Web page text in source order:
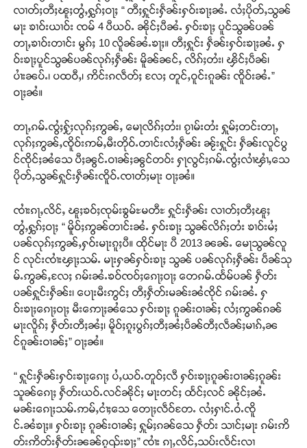
လၢတ်ႈတီႈၽူႈတွႆႇႁွၵ်ႈဝႃႈ “ တီႈႁူင်းႁဵၼ်းႁဝ်းၶႃႈၼႆႉ လႆႈပိုတ်ႇသွၼ်
မႃး ၶၢဝ်းယၢဝ်း ၸမ် 4 ပီယဝ်ႉ ၼိုင်ႈပီၼႆႉ ႁဝ်းၶႃႈ ပူင်သွၼ်ပၼ်
တႃႇၶၢဝ်းတၢင်း မွၵ်ႈ 10 လိူၼ်ၼႆႉၶႃႈ။ တီႈႁူင်း ႁဵၼ်းႁဝ်းၶႃႈၼႆႉ ႁ
ဝ်းၶႃႈပူင်သွၼ်ပၼ်လုၵ်ႈႁဵၼ်း မိူၼ်ၼင်ႇ လိၵ်ႈတႆး၊ ၾိင်ႈပဵၼ်၊
ပၢႆးၼပ်ႉ၊ ပထဝီႇ၊ ဢိင်းၵလဵတ်ႈ လႄႈ တူင်ႇဝူင်းၵူၼ်း ၸိူဝ်းၼႆႉ”
ဝႃႈၼႆ။
တႃႇၵမ်ႉၸွႆႈႁႂ်ႈလုၵ်ႈဢွၼ်ႇ မေႃလိၵ်ႈတႆး၊ ၵႂၢမ်းတႆး ႁူမ်ႈတင်းတႃႇ
လုၵ်ႈဢွၼ်ႇၸိူဝ်းဢမ်ႇမီးတိုဝ်ႉတၢင်းလႆႈႁဵၼ်း ၼႂ်းႁူင်း ႁဵၼ်းလူင်ပွ
င်ၸိုင်ႈၼႆသေ ပီႈၼွင်ႉဝၢၼ်ႈၼွင်တဝ်း ႁႃလွင်ႈၵမ်ႉၸွႆႈလၢႆၾၢႆႇသေ
ပိုတ်ႇသွၼ်ႁူင်းႁဵၼ်းၸိူဝ်ႉၸၢတ်ႈမႃး ဝႃႈၼႆ။
ၸၢႆးၵႃႇလိင်ႇ ၽူႈၶဝ်ႈၸုမ်းၶွမ်ႊမတီႊ ႁူင်းႁဵၼ်း လၢတ်ႈတီႈၽူႈ
တွႆႇႁွၵ်ႈဝႃႈ “ မိူဝ်ႈဢွၼ်တၢင်းၼႆႉ ႁဝ်းၶႃႈ သွၼ်လိၵ်ႈတႆး ၶၢဝ်းမႆႈ
ပၼ်လုၵ်ႈဢွၼ်ႇႁဝ်းမႃးၵူႈပီ။ ထိုင်မႃး ပီ 2013 ၼၼ်ႉ မေႃသွၼ်လူ
င် လုင်းၸၢႆးၾႃႈသမ်ႉ မႃးႁၼ်ႁဝ်းၶႃႈ သွၼ် ပၼ်လုၵ်ႈႁဵၼ်း ပဵၼ်သု
မ်ႉဢွၼ်ႇလႄႈ ၵမ်းၼႆႉၶဝ်ၸဝ်ႈၵေႃႈဝႃႈ တေၵမ်ႉထႅမ်ပၼ် ႁဵတ်း
ပၼ်ႁူင်းႁဵၼ်း၊ ပေႃးမီးဢွင်ႈ တီႈႁဵတ်းမၼ်းၼႆၸိုင် ၵမ်းၼႆႉ ႁ
ဝ်းၶႃႈၵေႃႈဝႃႈ မီးဢေႃႈၼႆသေ ႁဝ်းၶႃႈ ၵူၼ်းဝၢၼ်ႈ လႆႈဢွၼ်ၵၼ်
မႃးလိူၵ်ႈ ႁဵတ်းတီႈၼႆႈ၊ မိူဝ်ႈၵူႈပွၵ်ႈတီႈၼႆႈပဵၼ်တီႈလဵၼ်ႈမၢၵ်ႇၼ
င်ၵူၼ်းဝၢၼ်ႈ” ဝႃႈၼႆ။
“ ႁူင်းႁဵၼ်းႁဝ်းၶႃႈၵေႃႈ ပႆႇယဝ်ႉတူဝ်ႈလီ ႁဝ်းၶႃႈၵူၼ်းဝၢၼ်ႈၵူၼ်း
သူၼ်ၵေႃႈ ႁဵတ်းယဝ်ႉလင်ၼိုင်ႈ မႃးတင်ႈ ထႅင်ႈလင် ၼိုင်ႈၼႆႉ
မၼ်းၵေႃႈသမ်ႉဢမ်ႇငၢႆႈသေ တေႃႈလဵဝ်တႄႉ လႆႈႁၢင်ႉဝႆႉၸိူ
င်ႉၼႆၶႃႈ။ ႁဝ်းၶႃႈ ၵူၼ်းဝၢၼ်ႈ ႁူမ်ႈၵၼ်သေ ႁဵတ်း သၢင်ႈမႃး ၵမ်းဢိ
တ်းဢိတ်းႁဵတ်းၼၼ်ၵူၺ်းၶႃႈ” ၸၢႆး ၵႃႇလိင်ႇသပ်းလႅင်းလၢ